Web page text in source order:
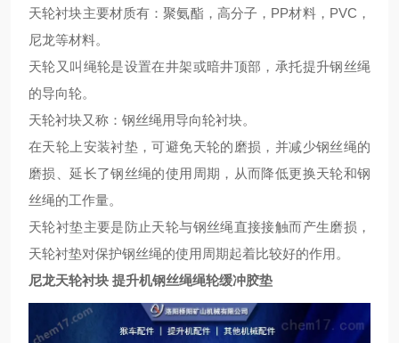
天轮衬块主要材质有：聚氨酯，高分子， PP材料，PVC，
尼龙等材料。
天轮又叫绳轮是设置在井架或暗井顶部，承托提升钢丝绳
的导向轮。
天轮衬块又称：钢丝绳用导向轮衬块。
在天轮上安装衬垫，可避免天轮的磨损，并减少钢丝绳的
磨损、延长了钢丝绳的使用 周期 ，从而降低更换天轮和钢
丝绳的工作量。
天轮衬垫主要是防止天轮与钢丝绳直接接触而产生磨损 ，
天轮衬垫对保护钢丝绳的使用周期起着比较好的作用 。
尼龙天轮衬块 提升机钢丝绳绳轮缓冲胶垫